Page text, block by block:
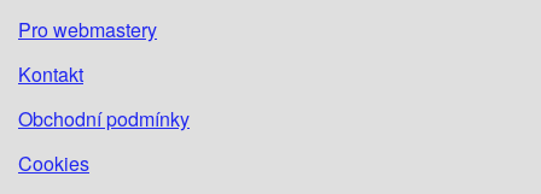
Pro webmastery
Kontakt
Obchodní podmínky
Cookies